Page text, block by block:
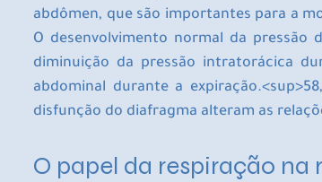
abdômen, que são importantes para a
O desenvolvimento normal da
diminuição da pressão intratorácica
abdominal durante a
disfunção do diafragma alteram as
O papel da respiração